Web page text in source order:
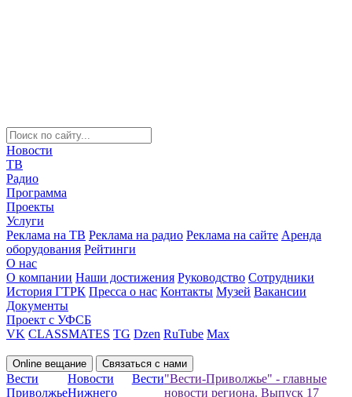
Новости
ТВ
Радио
Программа
Проекты
Услуги
Реклама на ТВ Реклама на радио Реклама на сайте Аренда
оборудования Рейтинги
О нас
О компании Наши достижения Руководство Сотрудники
История ГТРК Пресса о нас Контакты Музей Вакансии
Документы
Проект с УФСБ
VK CLASSMATES TG Dzen RuTube Max
Online вещание Связаться с нами
Вести
Приволжье
Новости
Нижнего
Вести"Вести-Приволжье" - главные
новости региона. Выпуск 17